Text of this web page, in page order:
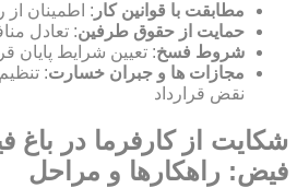
مطابقت با قوانین کار : اطمینان
حمایت از حقوق طرفین: تعادل
شروط فسخ: تعیین شرایط پایان
مجازات ها و جبران خسارت:
نقض قرارداد
شکایت از کارفرما در باغ
فیض: راهکارها و مراحل